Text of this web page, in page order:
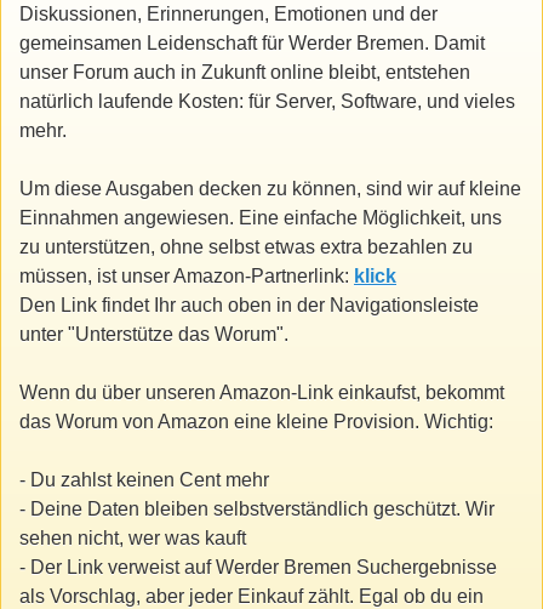
Diskussionen, Erinnerungen, Emotionen und der
gemeinsamen Leidenschaft für Werder Bremen. Damit
unser Forum auch in Zukunft online bleibt, entstehen
natürlich laufende Kosten: für Server, Software, und vieles
mehr.
Um diese Ausgaben decken zu können, sind wir auf kleine
Einnahmen angewiesen. Eine einfache Möglichkeit, uns
zu unterstützen, ohne selbst etwas extra bezahlen zu
müssen, ist unser Amazon-Partnerlink: klick
Den Link findet Ihr auch oben in der Navigationsleiste
unter "Unterstütze das Worum".
Wenn du über unseren Amazon-Link einkaufst, bekommt
das Worum von Amazon eine kleine Provision. Wichtig:
- Du zahlst keinen Cent mehr
- Deine Daten bleiben selbstverständlich geschützt. Wir
sehen nicht, wer was kauft
- Der Link verweist auf Werder Bremen Suchergebnisse
als Vorschlag, aber jeder Einkauf zählt. Egal ob du ein